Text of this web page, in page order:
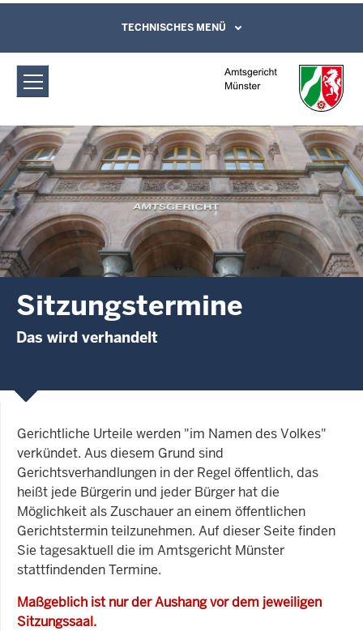
Amtsgericht Münster: Sitzungstermine
Direkt zum Inhalt
Leichte Sprache, Gebärdensprachenvideo
und Kontaktformular
TECHNISCHES MENÜ
Sitzungstermine
Das wird verhandelt
Gerichtliche Urteile werden "im Namen des Volkes"
verkündet. Aus diesem Grund sind
Gerichtsverhandlungen in der Regel öffentlich, das
heißt jede Bürgerin und jeder Bürger hat die
Möglichkeit als Zuschauer an einem öffentlichen
Gerichtstermin teilzunehmen. Auf dieser Seite finden
Sie tagesaktuell die im Amtsgericht Münster
stattfindenden Termine.
Maßgeblich ist nur der Aushang vor dem jeweiligen
Sitzungssaal.